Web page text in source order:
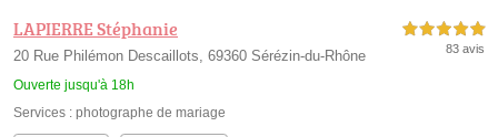
LAPIERRE Stéphanie
20 Rue Philémon Descaillots, 69360 Sérézin-du-Rhône
Ouverte jusqu'à 18h
5,0 étoiles sur 5
83 avis
Services : photographe de mariage